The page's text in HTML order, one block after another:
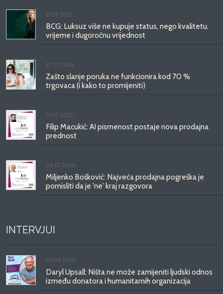
31.07.2026.
BCG: Luksuz više ne kupuje status, nego kvalitetu,
vrijeme i dugoročnu vrijednost
27.07.2026.
Zašto slanje poruka ne funkcionira kod 70 %
trgovaca (i kako to promijeniti)
14.07.2026.
Filip Macukić: AI pismenost postaje nova prodajna
prednost
08.07.2026.
Miljenko Bošković: Najveća prodajna pogreška je
pomisliti da je 'ne' kraj razgovora
INTERVJUI
06.08.2026.
Daryl Upsall: Ništa ne može zamijeniti ljudski odnos
između donatora i humanitarnih organizacija